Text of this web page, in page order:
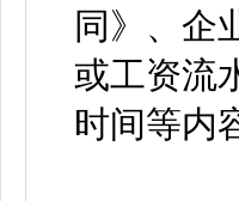
同》、企
或工资流
时间等内